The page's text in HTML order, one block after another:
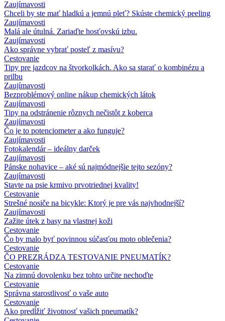
Zaujímavosti
Chceli by ste mať hladkú a jemnú pleť? Skúste chemický peeling
Zaujímavosti
Malá ale útulná. Zariaďte hosťovskú izbu.
Zaujímavosti
Ako správne vybrať posteľ z masívu?
Cestovanie
Tipy pre jazdcov na štvorkolkách. Ako sa starať o kombinézu a
prilbu
Zaujímavosti
Bezproblémový online nákup chemických látok
Zaujímavosti
Tipy na odstránenie rôznych nečistôt z koberca
Zaujímavosti
Čo je to potenciometer a ako funguje?
Zaujímavosti
Fotokalendár – ideálny darček
Zaujímavosti
Pánske nohavice – aké sú najmódnejšie tejto sezóny?
Zaujímavosti
Stavte na psie krmivo prvotriednej kvality!
Cestovanie
Strešné nosiče na bicykle: Ktorý je pre vás najvhodnejší?
Zaujímavosti
Zažite útek z basy na vlastnej koži
Cestovanie
Čo by malo byť povinnou súčasťou moto oblečenia?
Cestovanie
ČO PREZRÁDZA TESTOVANIE PNEUMATÍK?
Cestovanie
Na zimnú dovolenku bez tohto určite nechoďte
Cestovanie
Správna starostlivosť o vaše auto
Cestovanie
Ako predĺžiť životnosť vašich pneumatík?